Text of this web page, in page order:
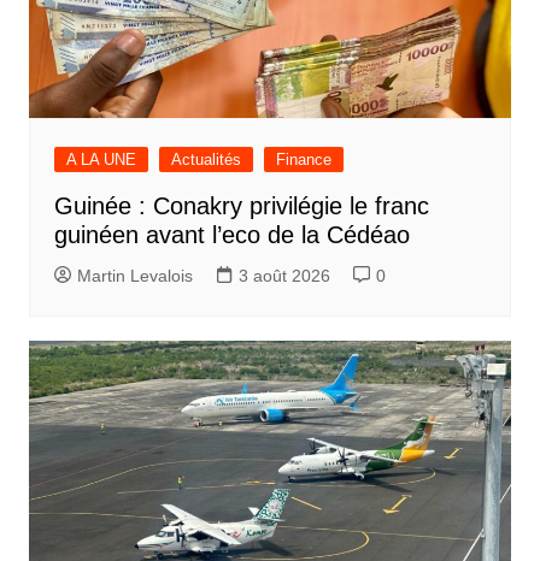
A LA UNE Actualités Finance
Guinée : Conakry privilégie le franc
guinéen avant l’eco de la Cédéao
Martin Levalois 3 août 2026 0